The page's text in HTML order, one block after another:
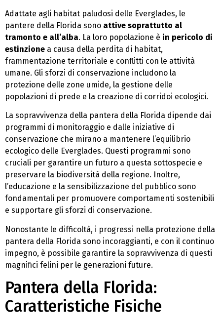
Adattate agli habitat paludosi delle Everglades, le
pantere della Florida sono attive soprattutto al
tramonto e all’alba. La loro popolazione è in pericolo di
estinzione a causa della perdita di habitat,
frammentazione territoriale e conflitti con le attività
umane. Gli sforzi di conservazione includono la
protezione delle zone umide, la gestione delle
popolazioni di prede e la creazione di corridoi ecologici.
La sopravvivenza della pantera della Florida dipende dai
programmi di monitoraggio e dalle iniziative di
conservazione che mirano a mantenere l’equilibrio
ecologico delle Everglades. Questi programmi sono
cruciali per garantire un futuro a questa sottospecie e
preservare la biodiversità della regione. Inoltre,
l’educazione e la sensibilizzazione del pubblico sono
fondamentali per promuovere comportamenti sostenibili
e supportare gli sforzi di conservazione.
Nonostante le difficoltà, i progressi nella protezione della
pantera della Florida sono incoraggianti, e con il continuo
impegno, è possibile garantire la sopravvivenza di questi
magnifici felini per le generazioni future.
Pantera della Florida:
Caratteristiche Fisiche